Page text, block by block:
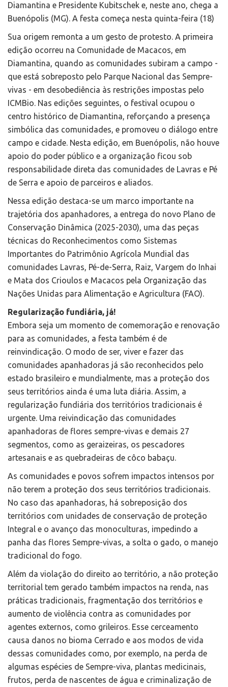
Diamantina e Presidente Kubitschek e, neste ano, chega a
Buenópolis (MG). A festa começa nesta quinta-feira (18)
Sua origem remonta a um gesto de protesto. A primeira
edição ocorreu na Comunidade de Macacos, em
Diamantina, quando as comunidades subiram a campo -
que está sobreposto pelo Parque Nacional das Sempre-
vivas - em desobediência às restrições impostas pelo
ICMBio. Nas edições seguintes, o festival ocupou o
centro histórico de Diamantina, reforçando a presença
simbólica das comunidades, e promoveu o diálogo entre
campo e cidade. Nesta edição, em Buenópolis, não houve
apoio do poder público e a organização ficou sob
responsabilidade direta das comunidades de Lavras e Pé
de Serra e apoio de parceiros e aliados.
Nessa edição destaca-se um marco importante na
trajetória dos apanhadores, a entrega do novo Plano de
Conservação Dinâmica (2025-2030), uma das peças
técnicas do Reconhecimentos como Sistemas
Importantes do Patrimônio Agrícola Mundial das
comunidades Lavras, Pé-de-Serra, Raiz, Vargem do Inhai
e Mata dos Crioulos e Macacos pela Organização das
Nações Unidas para Alimentação e Agricultura (FAO).
Regularização fundiária, já!
Embora seja um momento de comemoração e renovação
para as comunidades, a festa também é de
reinvindicação. O modo de ser, viver e fazer das
comunidades apanhadoras já são reconhecidos pelo
estado brasileiro e mundialmente, mas a proteção dos
seus territórios ainda é uma luta diária. Assim, a
regularização fundiária dos territórios tradicionais é
urgente. Uma reivindicação das comunidades
apanhadoras de flores sempre-vivas e demais 27
segmentos, como as geraizeiras, os pescadores
artesanais e as quebradeiras de côco babaçu.
As comunidades e povos sofrem impactos intensos por
não terem a proteção dos seus territórios tradicionais.
No caso das apanhadoras, há sobreposição dos
territórios com unidades de conservação de proteção
Integral e o avanço das monoculturas, impedindo a
panha das flores Sempre-vivas, a solta o gado, o manejo
tradicional do fogo.
Além da violação do direito ao território, a não proteção
territorial tem gerado também impactos na renda, nas
práticas tradicionais, fragmentação dos territórios e
aumento de violência contra as comunidades por
agentes externos, como grileiros. Esse cerceamento
causa danos no bioma Cerrado e aos modos de vida
dessas comunidades como, por exemplo, na perda de
algumas espécies de Sempre-viva, plantas medicinais,
frutos, perda de nascentes de água e criminalização de